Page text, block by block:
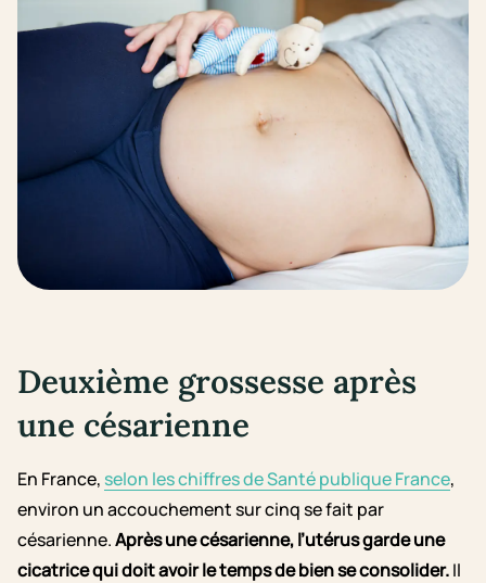
Deuxième grossesse après
une césarienne
En France, selon les chiffres de Santé publique France,
environ un accouchement sur cinq se fait par
césarienne.Après une césarienne, l’utérus garde une
cicatrice qui doit avoir le temps de bien se consolider.Il